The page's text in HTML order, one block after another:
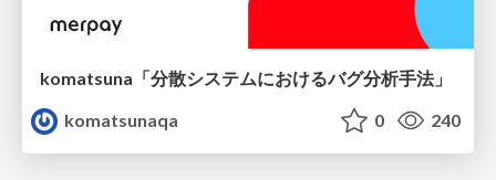
komatsuna「分散システムにおけるバグ分析手法」
komatsunaqa
0 240